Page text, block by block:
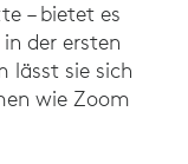
– bietet es
der ersten
lässt sie sich
wie Zoom